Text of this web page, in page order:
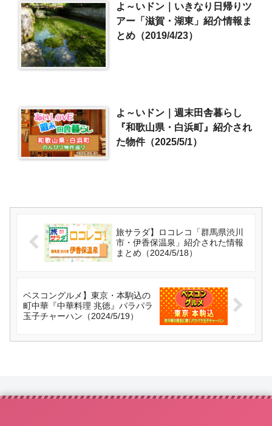
よ～いドン｜いきなり日帰りツ
アー「滋賀・湖東」紹介情報ま
とめ（2019/4/23）
よ～いドン｜週末田舎暮らし
『和歌山県・白浜町』紹介され
た物件（2025/5/1）
旅サラダ】ロコレコ「群馬県渋川
市・伊香保温泉」紹介された情報
まとめ（2024/5/18）
ベスコングルメ】東京・本駒込の
町中華『中華料理 兆徳』パラパラ
玉子チャーハン（2024/5/19）